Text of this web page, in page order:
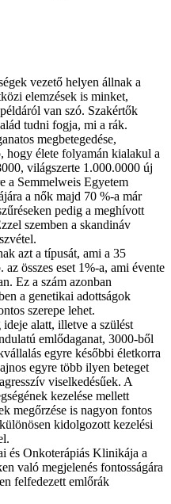
vezető helyen állnak a
elemzések is minket,
van szó. Szakértők
tudni fogja, mi a rák.
megbetegedése,
hogy élete folyamán kialakul a
világszerte 1.000.0000 új
a Semmelweis Egyetem
a nők majd 70 %-a már
pedig a meghívott
szemben a skandináv
azt a típusát, ami a 35
összes eset 1%-a, ami évente
Ez a szám azonban
a genetikai adottságok
szerepe lehet.
ideje alatt, illetve a szülést
emlődaganat, 3000-ből
egyre későbbi életkorra
egyre több ilyen beteget
viselkedésűek. A
kezelése mellett
megőrzése is nagyon fontos
kidolgozott kezelési
és Onkoterápiás Klinikája a
való megjelenés fontosságára
felfedezett emlőrák